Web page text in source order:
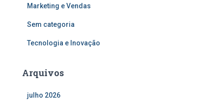
Marketing e Vendas
Sem categoria
Tecnologia e Inovação
Arquivos
julho 2026